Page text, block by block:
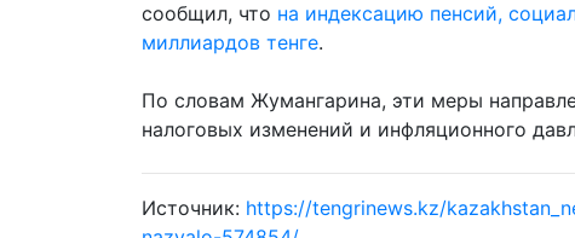
сообщил, что на индексацию пенсий,
миллиардов тенге.
По словам Жумангарина, эти меры
налоговых изменений и инфляционного
Источник: https://tengrinews.kz/